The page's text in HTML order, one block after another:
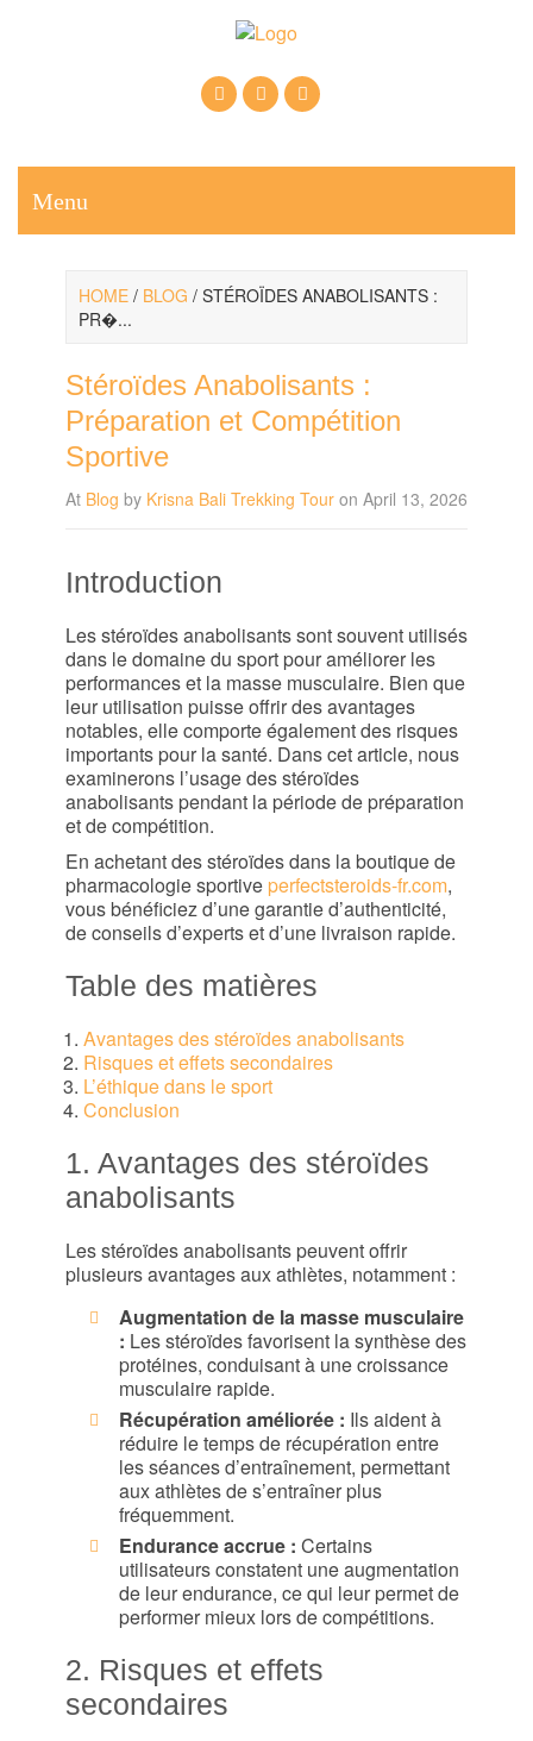
Menu
HOME / BLOG / STÉROÏDES ANABOLISANTS :
PR�...
Stéroïdes Anabolisants :
Préparation et Compétition
Sportive
At Blog by Krisna Bali Trekking Tour on April 13, 2026
Introduction
Les stéroïdes anabolisants sont souvent utilisés
dans le domaine du sport pour améliorer les
performances et la masse musculaire. Bien que
leur utilisation puisse offrir des avantages
notables, elle comporte également des risques
importants pour la santé. Dans cet article, nous
examinerons l’usage des stéroïdes
anabolisants pendant la période de préparation
et de compétition.
En achetant des stéroïdes dans la boutique de
pharmacologie sportive perfectsteroids-fr.com,
vous bénéficiez d’une garantie d’authenticité,
de conseils d’experts et d’une livraison rapide.
Table des matières
Avantages des stéroïdes anabolisants
Risques et effets secondaires
L’éthique dans le sport
Conclusion
1. Avantages des stéroïdes
anabolisants
Les stéroïdes anabolisants peuvent offrir
plusieurs avantages aux athlètes, notamment :
Augmentation de la masse musculaire
: Les stéroïdes favorisent la synthèse des
protéines, conduisant à une croissance
musculaire rapide.
Récupération améliorée : Ils aident à
réduire le temps de récupération entre
les séances d’entraînement, permettant
aux athlètes de s’entraîner plus
fréquemment.
Endurance accrue : Certains
utilisateurs constatent une augmentation
de leur endurance, ce qui leur permet de
performer mieux lors de compétitions.
2. Risques et effets
secondaires